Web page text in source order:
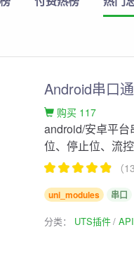
Android串口
购买 117
android/安卓平
位、停止位、流
（
uni_modules 串口
分类： UTS插件